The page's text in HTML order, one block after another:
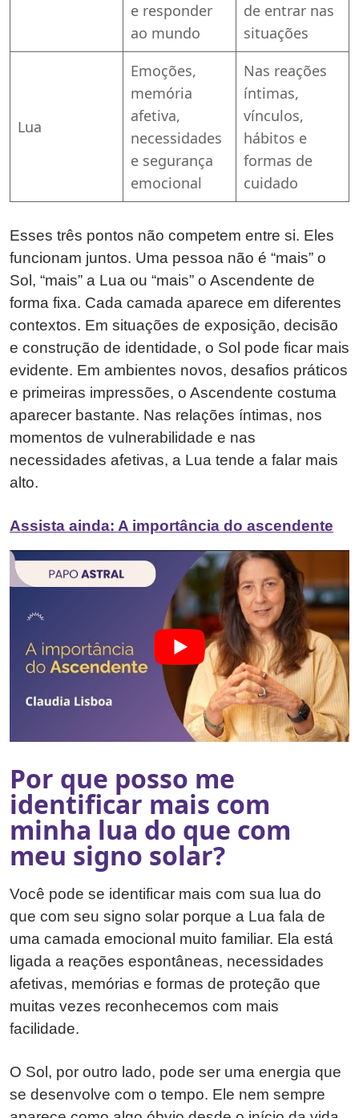
e responder
ao mundo
de entrar nas
situações
Lua
Emoções,
memória
afetiva,
necessidades
e segurança
emocional
Nas reações
íntimas,
vínculos,
hábitos e
formas de
cuidado
Esses três pontos não competem entre si. Eles
funcionam juntos. Uma pessoa não é “mais” o
Sol, “mais” a Lua ou “mais” o Ascendente de
forma fixa. Cada camada aparece em diferentes
contextos. Em situações de exposição, decisão
e construção de identidade, o Sol pode ficar mais
evidente. Em ambientes novos, desafios práticos
e primeiras impressões, o Ascendente costuma
aparecer bastante. Nas relações íntimas, nos
momentos de vulnerabilidade e nas
necessidades afetivas, a Lua tende a falar mais
alto.
Assista ainda: A importância do ascendente
Por que posso me
identificar mais com
minha lua do que com
meu signo solar?
Você pode se identificar mais com sua lua do
que com seu signo solar porque a Lua fala de
uma camada emocional muito familiar. Ela está
ligada a reações espontâneas, necessidades
afetivas, memórias e formas de proteção que
muitas vezes reconhecemos com mais
facilidade.
O Sol, por outro lado, pode ser uma energia que
se desenvolve com o tempo. Ele nem sempre